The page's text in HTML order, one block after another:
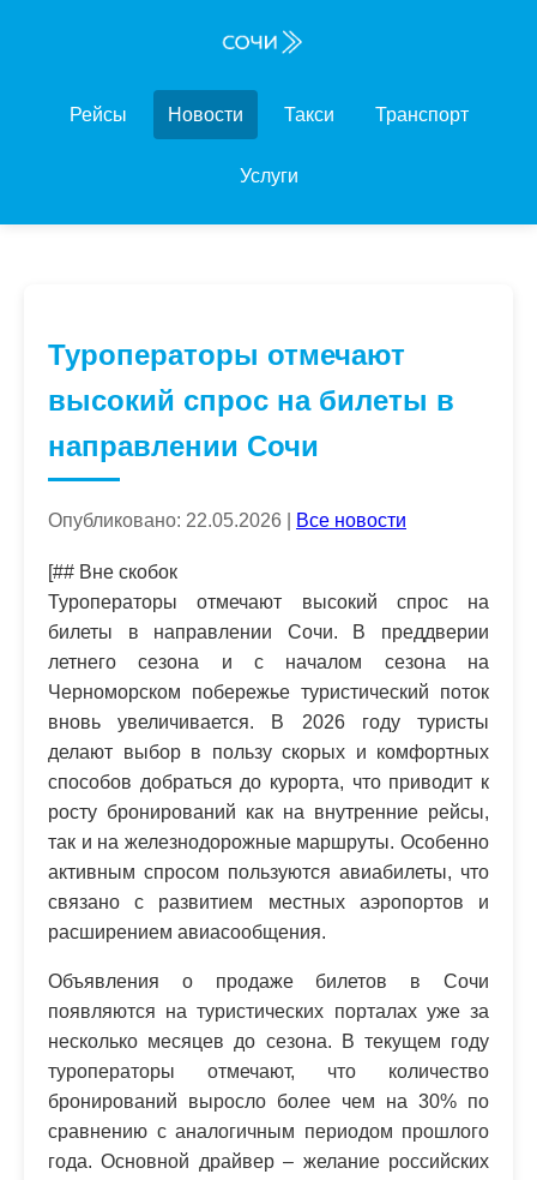
Рейсы Новости Такси Транспорт
Услуги
Туроператоры отмечают
высокий спрос на билеты в
направлении Сочи
Опубликовано: 22.05.2026 | Все новости
[## Вне скобок
Туроператоры отмечают высокий спрос на
билеты в направлении Сочи. В преддверии
летнего сезона и с началом сезона на
Черноморском побережье туристический поток
вновь увеличивается. В 2026 году туристы
делают выбор в пользу скорых и комфортных
способов добраться до курорта, что приводит к
росту бронирований как на внутренние рейсы,
так и на железнодорожные маршруты. Особенно
активным спросом пользуются авиабилеты, что
связано с развитием местных аэропортов и
расширением авиасообщения.
Объявления о продаже билетов в Сочи
появляются на туристических порталах уже за
несколько месяцев до сезона. В текущем году
туроператоры отмечают, что количество
бронирований выросло более чем на 30% по
сравнению с аналогичным периодом прошлого
года. Основной драйвер – желание российских